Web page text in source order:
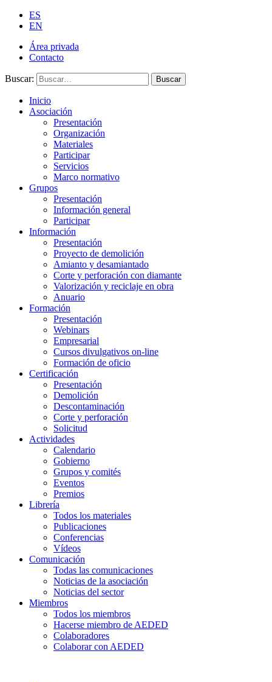
ES
EN
Área privada
Contacto
Buscar: Buscar
Inicio
Asociación
Presentación
Organización
Materiales
Participar
Servicios
Marco normativo
Grupos
Presentación
Información general
Participar
Información
Presentación
Proyecto de demolición
Amianto y desamiantado
Corte y perforación con diamante
Valorización y reciclaje en obra
Anuario
Formación
Presentación
Webinars
Empresarial
Cursos divulgativos on-line
Formación de oficio
Certificación
Presentación
Demolición
Descontaminación
Corte y perforación
Solicitud
Actividades
Calendario
Gobierno
Grupos y comités
Eventos
Premios
Librería
Todos los materiales
Publicaciones
Conferencias
Vídeos
Comunicación
Todas las comunicaciones
Noticias de la asociación
Noticias del sector
Miembros
Todos los miembros
Hacerse miembro de AEDED
Colaboradores
Colaborar con AEDED